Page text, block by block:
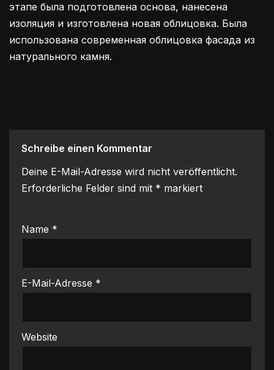
этапе была подготовлена основа, нанесена
изоляция и изготовлена новая облицовка. Была
использована современная облицовка фасада из
натурального камня.
Schreibe einen Kommentar
Deine E-Mail-Adresse wird nicht veröffentlicht.
Erforderliche Felder sind mit * markiert
Name *
E-Mail-Adresse *
Website